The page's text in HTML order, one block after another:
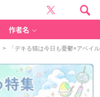
作者名
> 「デキる猫は今日も憂鬱×アベイ